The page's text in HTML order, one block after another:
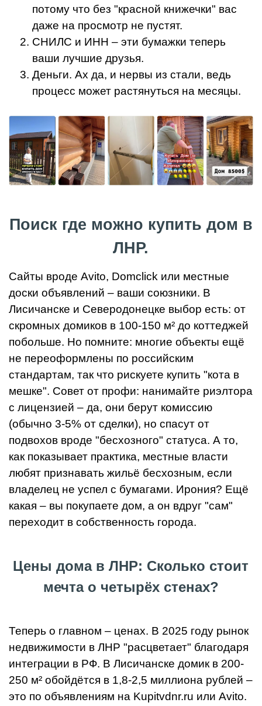
потому что без "красной книжечки" вас
даже на просмотр не пустят.
СНИЛС и ИНН – эти бумажки теперь
ваши лучшие друзья.
Деньги. Ах да, и нервы из стали, ведь
процесс может растянуться на месяцы.
Поиск где можно купить дом в
ЛНР.
Сайты вроде Avito, Domclick или местные
доски объявлений – ваши союзники. В
Лисичанске и Северодонецке выбор есть: от
скромных домиков в 100-150 м² до коттеджей
побольше. Но помните: многие объекты ещё
не переоформлены по российским
стандартам, так что рискуете купить "кота в
мешке". Совет от профи: нанимайте риэлтора
с лицензией – да, они берут комиссию
(обычно 3-5% от сделки), но спасут от
подвохов вроде "бесхозного" статуса. А то,
как показывает практика, местные власти
любят признавать жильё бесхозным, если
владелец не успел с бумагами. Ирония? Ещё
какая – вы покупаете дом, а он вдруг "сам"
переходит в собственность города.
Цены дома в ЛНР: Сколько стоит
мечта о четырёх стенах?
Теперь о главном – ценах. В 2025 году рынок
недвижимости в ЛНР "расцветает" благодаря
интеграции в РФ. В Лисичанске домик в 200-
250 м² обойдётся в 1,8-2,5 миллиона рублей –
это по объявлениям на Kupitvdnr.ru или Avito.